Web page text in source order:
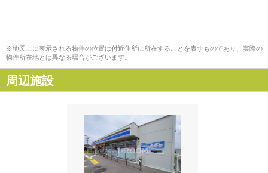
※地図上に表示される物件の位置は付近住所に所在することを表すものであり、実際の
物件所在地とは異なる場合がございます。
周辺施設